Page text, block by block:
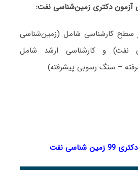
دکتری زمین‌شناسی نفت:
کارشناسی شامل (زمین‌شناسی
نفت) و کارشناسی ارشد شامل
– سنگ رسوبی پیشرفته)
شناسی نفت